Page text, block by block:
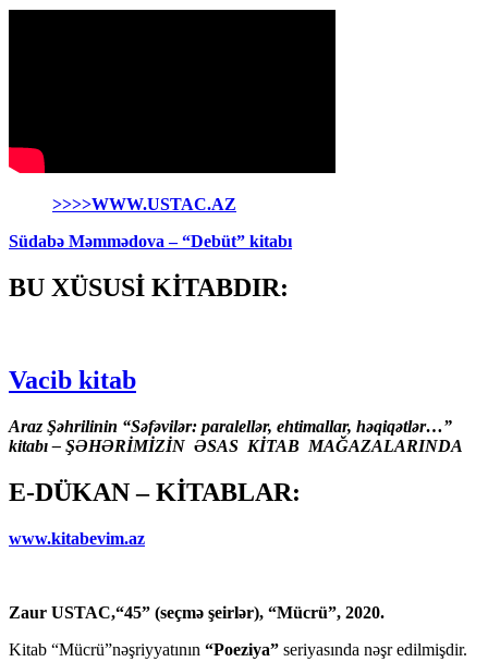
>>>>WWW.USTAC.AZ
Südabə Məmmədova – “Debüt” kitabı
BU XÜSUSİ KİTABDIR:
Vacib kitab
Araz Şəhrilinin “Səfəvilər: paralellər, ehtimallar, həqiqətlər…”
kitabı – ŞƏHƏRİMİZİN ƏSAS KİTAB MAĞAZALARINDA
E-DÜKAN – KİTABLAR:
www.kitabevim.az
Zaur USTAC,“45” (seçmə şeirlər), “Mücrü”, 2020.
Kitab “Mücrü”nəşriyyatının “Poeziya” seriyasında nəşr edilmişdir.